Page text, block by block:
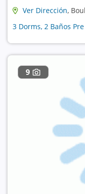
Ver Dirección,
3 Dorms, 2 Baños
9